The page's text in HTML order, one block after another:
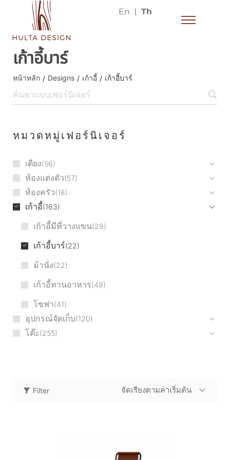
En Th
เก้าอี้บาร์
หน้าหลัก / Designs / เก้าอี้ / เก้าอี้บาร์
หมวดหมู่เฟอร์นิเจอร์
เตียง 56
ห้องแต่งตัว 57
ห้องครัว 18
เก้าอี้ 163
เก้าอี้มีที่วางแขน 29
เก้าอี้บาร์ 22
ม้านั่ง 22
เก้าอี้ทานอาหาร 49
โซฟา 41
อุปกรณ์จัดเก็บ 120
โต๊ะ 255
Filter จัดเรียงตามค่าเริ่มต้น